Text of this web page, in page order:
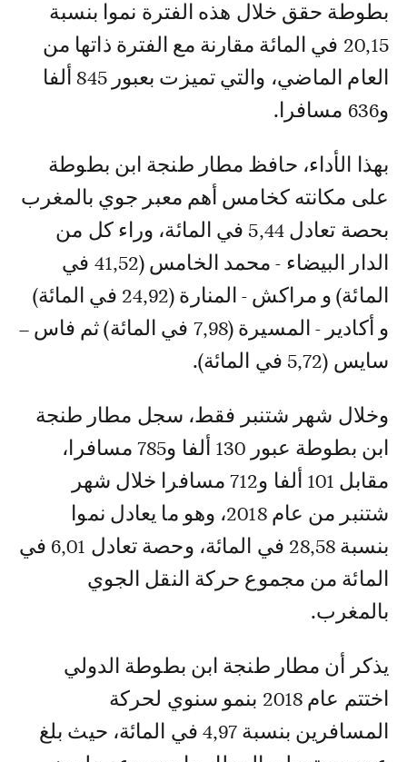
بطوطة حقق خلال هذه الفترة نموا بنسبة
20,15 في المائة مقارنة مع الفترة ذاتها من
العام الماضي، والتي تميزت بعبور 845 ألفا
و636 مسافرا.
بهذا الأداء، حافظ مطار طنجة ابن بطوطة
على مكانته كخامس أهم معبر جوي بالمغرب
بحصة تعادل 5,44 في المائة، وراء كل من
الدار البيضاء - محمد الخامس (41,52 في
المائة) و مراكش - المنارة (24,92 في المائة)
و أكادير - المسيرة (7,98 في المائة) ثم فاس –
سايس (5,72 في المائة).
وخلال شهر شتنبر فقط، سجل مطار طنجة
ابن بطوطة عبور 130 ألفا و785 مسافرا،
مقابل 101 ألفا و712 مسافرا خلال شهر
شتنبر من عام 2018، وهو ما يعادل نموا
بنسبة 28,58 في المائة، وحصة تعادل 6,01 في
المائة من مجموع حركة النقل الجوي
بالمغرب.
يذكر أن مطار طنجة ابن بطوطة الدولي
اختتم عام 2018 بنمو سنوي لحركة
المسافرين بنسبة 4,97 في المائة، حيث بلغ